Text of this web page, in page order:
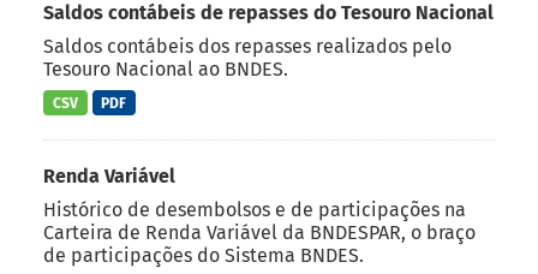
Saldos contábeis de repasses do Tesouro Nacional
Saldos contábeis dos repasses realizados pelo
Tesouro Nacional ao BNDES.
CSV PDF
Renda Variável
Histórico de desembolsos e de participações na
Carteira de Renda Variável da BNDESPAR, o braço
de participações do Sistema BNDES.